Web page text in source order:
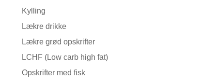
Kylling
Lækre drikke
Lækre grød opskrifter
LCHF (Low carb high fat)
Opskrifter med fisk